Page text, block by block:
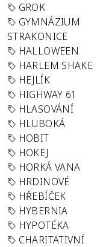
GROK
GYMNÁZIUM
STRAKONICE
HALLOWEEN
HARLEM SHAKE
HEJLÍK
HIGHWAY 61
HLASOVÁNÍ
HLUBOKÁ
HOBIT
HOKEJ
HORKÁ VANA
HRDINOVÉ
HŘEBÍČEK
HYBERNIA
HYPOTÉKA
CHARITATIVNÍ